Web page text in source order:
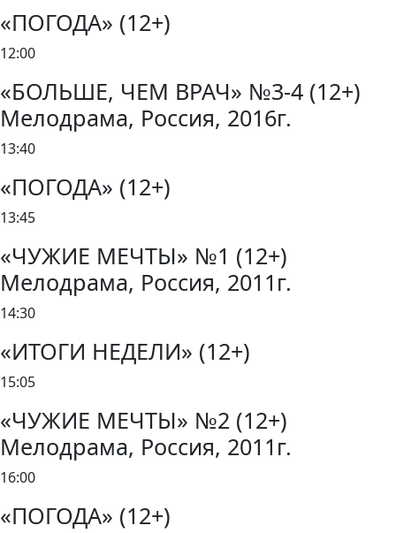
«ПОГОДА» (12+)
12:00
«БОЛЬШЕ, ЧЕМ ВРАЧ» №3-4 (12+)
Мелодрама, Россия, 2016г.
13:40
«ПОГОДА» (12+)
13:45
«ЧУЖИЕ МЕЧТЫ» №1 (12+)
Мелодрама, Россия, 2011г.
14:30
«ИТОГИ НЕДЕЛИ» (12+)
15:05
«ЧУЖИЕ МЕЧТЫ» №2 (12+)
Мелодрама, Россия, 2011г.
16:00
«ПОГОДА» (12+)